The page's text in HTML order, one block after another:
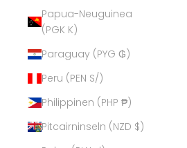
Papua-Neuguinea
(PGK K)
Paraguay (PYG ₲)
Peru (PEN S/)
Philippinen (PHP ₱)
Pitcairninseln (NZD $)